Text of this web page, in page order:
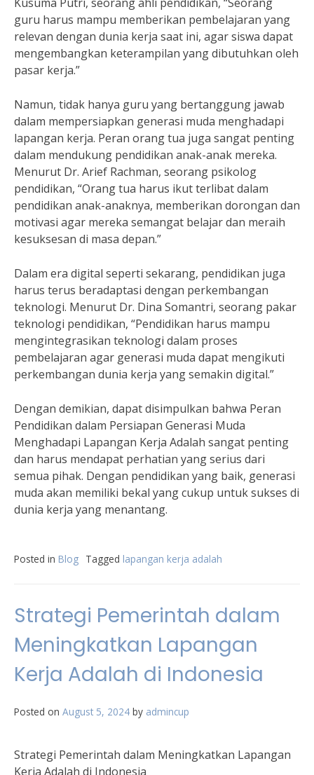
guru harus mampu memberikan pembelajaran yang
relevan dengan dunia kerja saat ini, agar siswa dapat
mengembangkan keterampilan yang dibutuhkan oleh
pasar kerja.”
Namun, tidak hanya guru yang bertanggung jawab
dalam mempersiapkan generasi muda menghadapi
lapangan kerja. Peran orang tua juga sangat penting
dalam mendukung pendidikan anak-anak mereka.
Menurut Dr. Arief Rachman, seorang psikolog
pendidikan, “Orang tua harus ikut terlibat dalam
pendidikan anak-anaknya, memberikan dorongan dan
motivasi agar mereka semangat belajar dan meraih
kesuksesan di masa depan.”
Dalam era digital seperti sekarang, pendidikan juga
harus terus beradaptasi dengan perkembangan
teknologi. Menurut Dr. Dina Somantri, seorang pakar
teknologi pendidikan, “Pendidikan harus mampu
mengintegrasikan teknologi dalam proses
pembelajaran agar generasi muda dapat mengikuti
perkembangan dunia kerja yang semakin digital.”
Dengan demikian, dapat disimpulkan bahwa Peran
Pendidikan dalam Persiapan Generasi Muda
Menghadapi Lapangan Kerja Adalah sangat penting
dan harus mendapat perhatian yang serius dari
semua pihak. Dengan pendidikan yang baik, generasi
muda akan memiliki bekal yang cukup untuk sukses di
dunia kerja yang menantang.
Posted in Blog Tagged lapangan kerja adalah
Strategi Pemerintah dalam
Meningkatkan Lapangan
Kerja Adalah di Indonesia
Posted on August 5, 2024 by admincup
Strategi Pemerintah dalam Meningkatkan Lapangan
Kerja Adalah di Indonesia